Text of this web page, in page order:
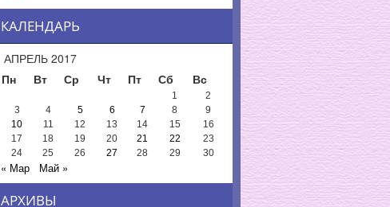
КАЛЕНДАРЬ
АПРЕЛЬ 2017
Пн
Вт Ср Чт Пт Сб Вс
1
2
3
4 5 6 7 8
9
10
11 12 13 14 15
16
17
18 19 20 21 22
23
24
25 26 27 28 29 30
« Мар Май »
АРХИВЫ